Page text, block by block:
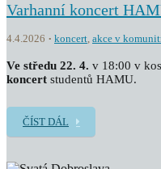
Varhanní koncert
4.4.2026 koncert, akce v
Ve středu 22. 4. v 18:00 v
koncert studentů HAMU.
ČÍST DÁL